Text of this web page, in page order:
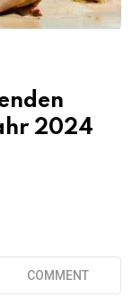
2024
COMMENT